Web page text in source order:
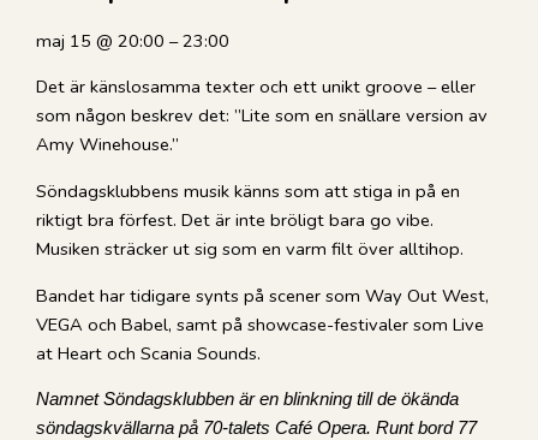
maj 15@20:00–23:00
Det är känslosamma texter och ett unikt groove – eller
som någon beskrev det: ”Lite som en snällare version av
Amy Winehouse.”
Söndagsklubbens musik känns som att stiga in på en
riktigt bra förfest. Det är inte bröligt bara go vibe.
Musiken sträcker ut sig som en varm filt över alltihop.
Bandet har tidigare synts på scener som Way Out West,
VEGA och Babel, samt på showcase-festivaler som Live
at Heart och Scania Sounds.
Namnet Söndagsklubben är en blinkning till de ökända
söndagskvällarna på 70-talets Café Opera. Runt bord 77